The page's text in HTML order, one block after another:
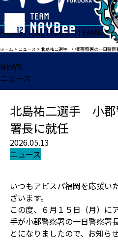
HOMETICKETMATCHTEAM
ホーム >ニュース >北島祐二選手 小郡警察署の一日警察
NEWS
ニュース
北島祐二選手 小郡
署長に就任
2026.05.13
ニュース
いつもアビスパ福岡を応援い
ざいます。
この度、６月１５日（月）に
手が小郡警察署の一日警察署
とになりましたので、お知ら